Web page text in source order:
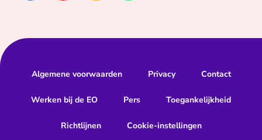
Algemene voorwaarden Privacy Contact
Werken bij de EO Pers Toegankelijkheid
Richtlijnen Cookie-instellingen